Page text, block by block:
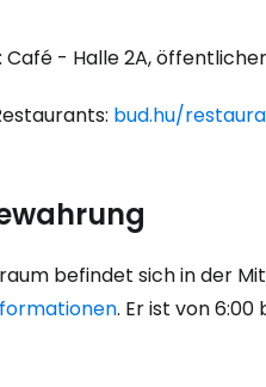
: Café - Halle 2A,
bud.hu/
befindet sich in der
. Er ist von 6:00